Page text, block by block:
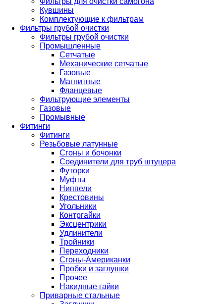
Кувшины
Комплектующие к фильтрам
Фильтры грубой очистки
Фильтры грубой очистки
Промышленные
Сетчатые
Механические сетчатые
Газовые
Магнитные
Фланцевые
Фильтрующие элементы
Газовые
Промывные
Фитинги
Фитинги
Резьбовые латунные
Сгоны и бочонки
Соединители для труб штуцера
Футорки
Муфты
Ниппели
Крестовины
Угольники
Контргайки
Эксцентрики
Удлинители
Тройники
Переходники
Сгоны-Американки
Пробки и заглушки
Прочее
Накидные гайки
Приварные стальные